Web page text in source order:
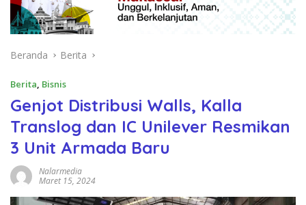
Beranda Berita
Berita, Bisnis
Genjot Distribusi Walls, Kalla
Translog dan IC Unilever Resmikan
3 Unit Armada Baru
Nalarmedia
Maret 15, 2024